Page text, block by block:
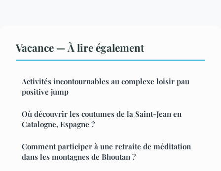
Vacance — À lire également
Activités incontournables au complexe loisir pau
positive jump
Où découvrir les coutumes de la Saint-Jean en
Catalogne, Espagne ?
Comment participer à une retraite de méditation
dans les montagnes de Bhoutan ?